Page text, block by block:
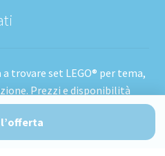
trovare set LEGO® per tema,
Prezzi e disponibilità